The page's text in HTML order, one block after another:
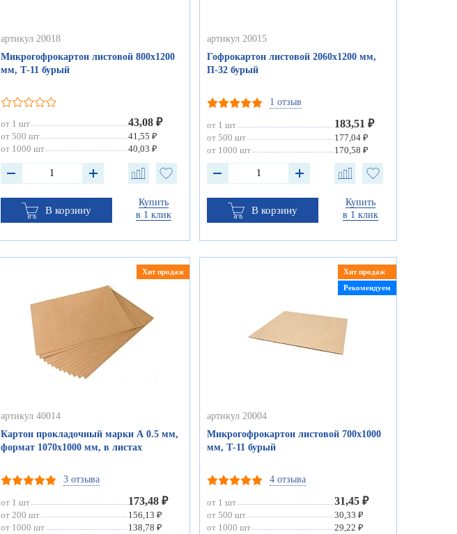
артикул 20018
Микрогофрокартон листовой 800х1200
мм, Т-11 бурый
от 1 шт 43,08 ₽
от 500 шт
41,55 ₽
от 1000 шт
40,03 ₽
В корзину
Купить
в 1 клик
артикул 20015
Гофрокартон листовой 2060х1200 мм,
П-32 бурый
1 отзыв
от 1 шт 183,51 ₽
от 500 шт
177,04 ₽
от 1000 шт
170,58 ₽
В корзину
Купить
в 1 клик
Хит продаж
артикул 40014
Картон прокладочный марки А 0.5 мм,
формат 1070х1000 мм, в листах
3 отзыва
от 1 шт 173,48 ₽
от 200 шт
156,13 ₽
от 1000 шт
138,78 ₽
Хит продаж
Рекомендуем
артикул 20004
Микрогофрокартон листовой 700х1000
мм, Т-11 бурый
4 отзыва
от 1 шт 31,45 ₽
от 500 шт
30,33 ₽
от 1000 шт
29,22 ₽